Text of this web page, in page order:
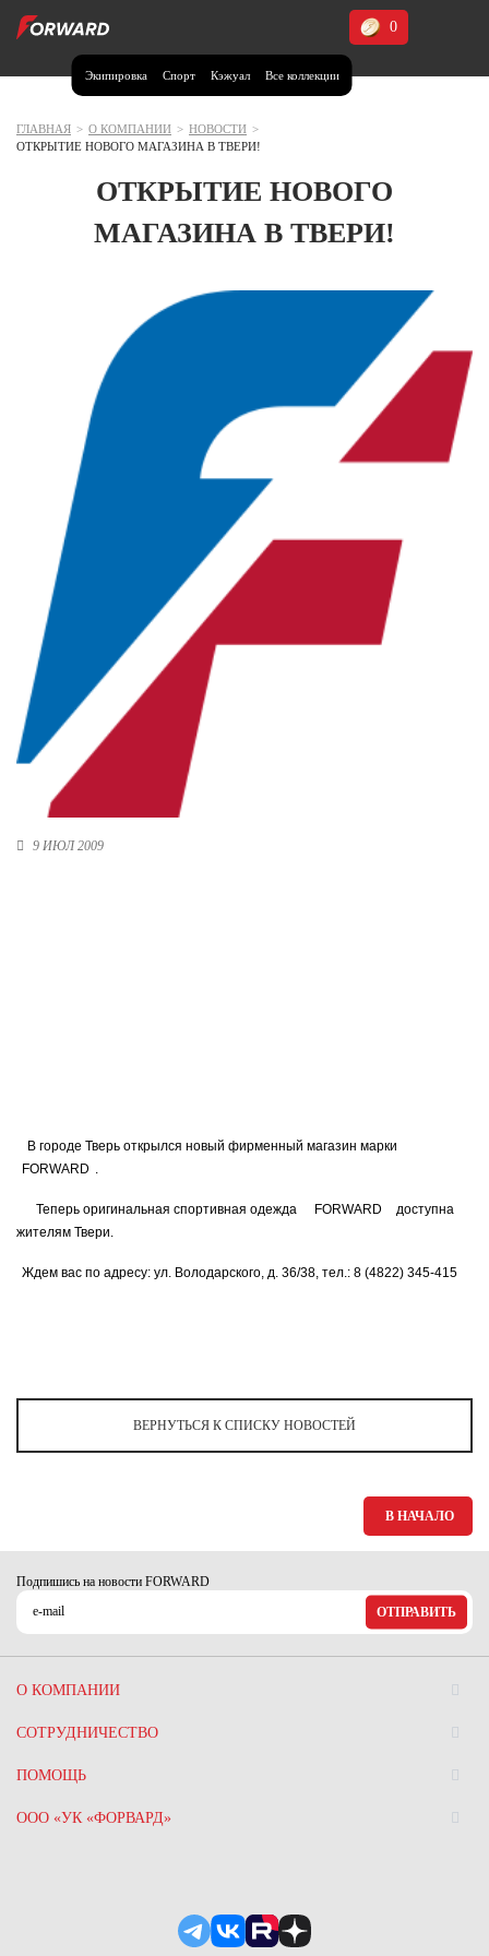
Экипировка Спорт Кэжуал Все коллекции
0
Москва и МО
Воронежская область (1)
Калининградская область (1)
Кемеровская область (2)
Краснодарский край (5)
Красноярский край (5)
Курская область (1)
Москва и МО (14)
Нижегородская область (1)
Новосибирская область (3)
Омская область (5)
Республика Башкортостан (3)
Республика Крым (1)
Республика Татарстан (2)
Ростовская область (2)
Самарская область (1)
Санкт-Петербург и ЛО (3)
Саратовская область (1)
Свердловская область (5)
Северная Осетия (2)
Смоленская область (1)
ГЛАВНАЯ > О КОМПАНИИ > НОВОСТИ >
ОТКРЫТИЕ НОВОГО МАГАЗИНА В ТВЕРИ!
ОТКРЫТИЕ НОВОГО
МАГАЗИНА В ТВЕРИ!
9 ИЮЛ 2009
В городе Тверь открылся новый фирменный магазин марки
FORWARD .
Теперь оригинальная спортивная одежда FORWARD
доступна
жителям Твери.
Ждем вас по адресу: ул. Володарского, д. 36/38, тел.: 8 (4822) 345-415
ВЕРНУТЬСЯ К СПИСКУ НОВОСТЕЙ
В НАЧАЛО
Подпишись на новости FORWARD
ОТПРАВИТЬ
О КОМПАНИИ
СОТРУДНИЧЕСТВО
ПОМОЩЬ
ООО «УК «ФОРВАРД»